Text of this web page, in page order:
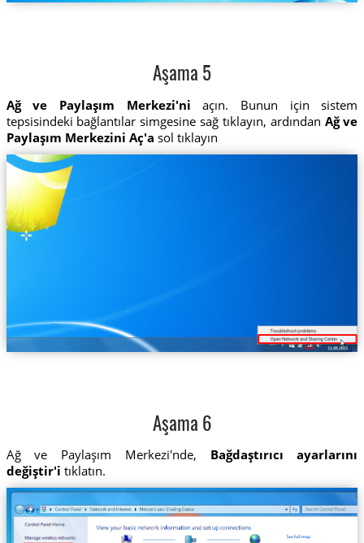
Aşama 5
Ağ ve Paylaşım Merkezi'ni açın. Bunun için sistem
tepsisindeki bağlantılar simgesine sağ tıklayın, ardından Ağ ve
Paylaşım Merkezini Aç'a sol tıklayın
Aşama 6
Ağ ve Paylaşım Merkezi'nde, Bağdaştırıcı ayarlarını
değiştir'i tıklatın.